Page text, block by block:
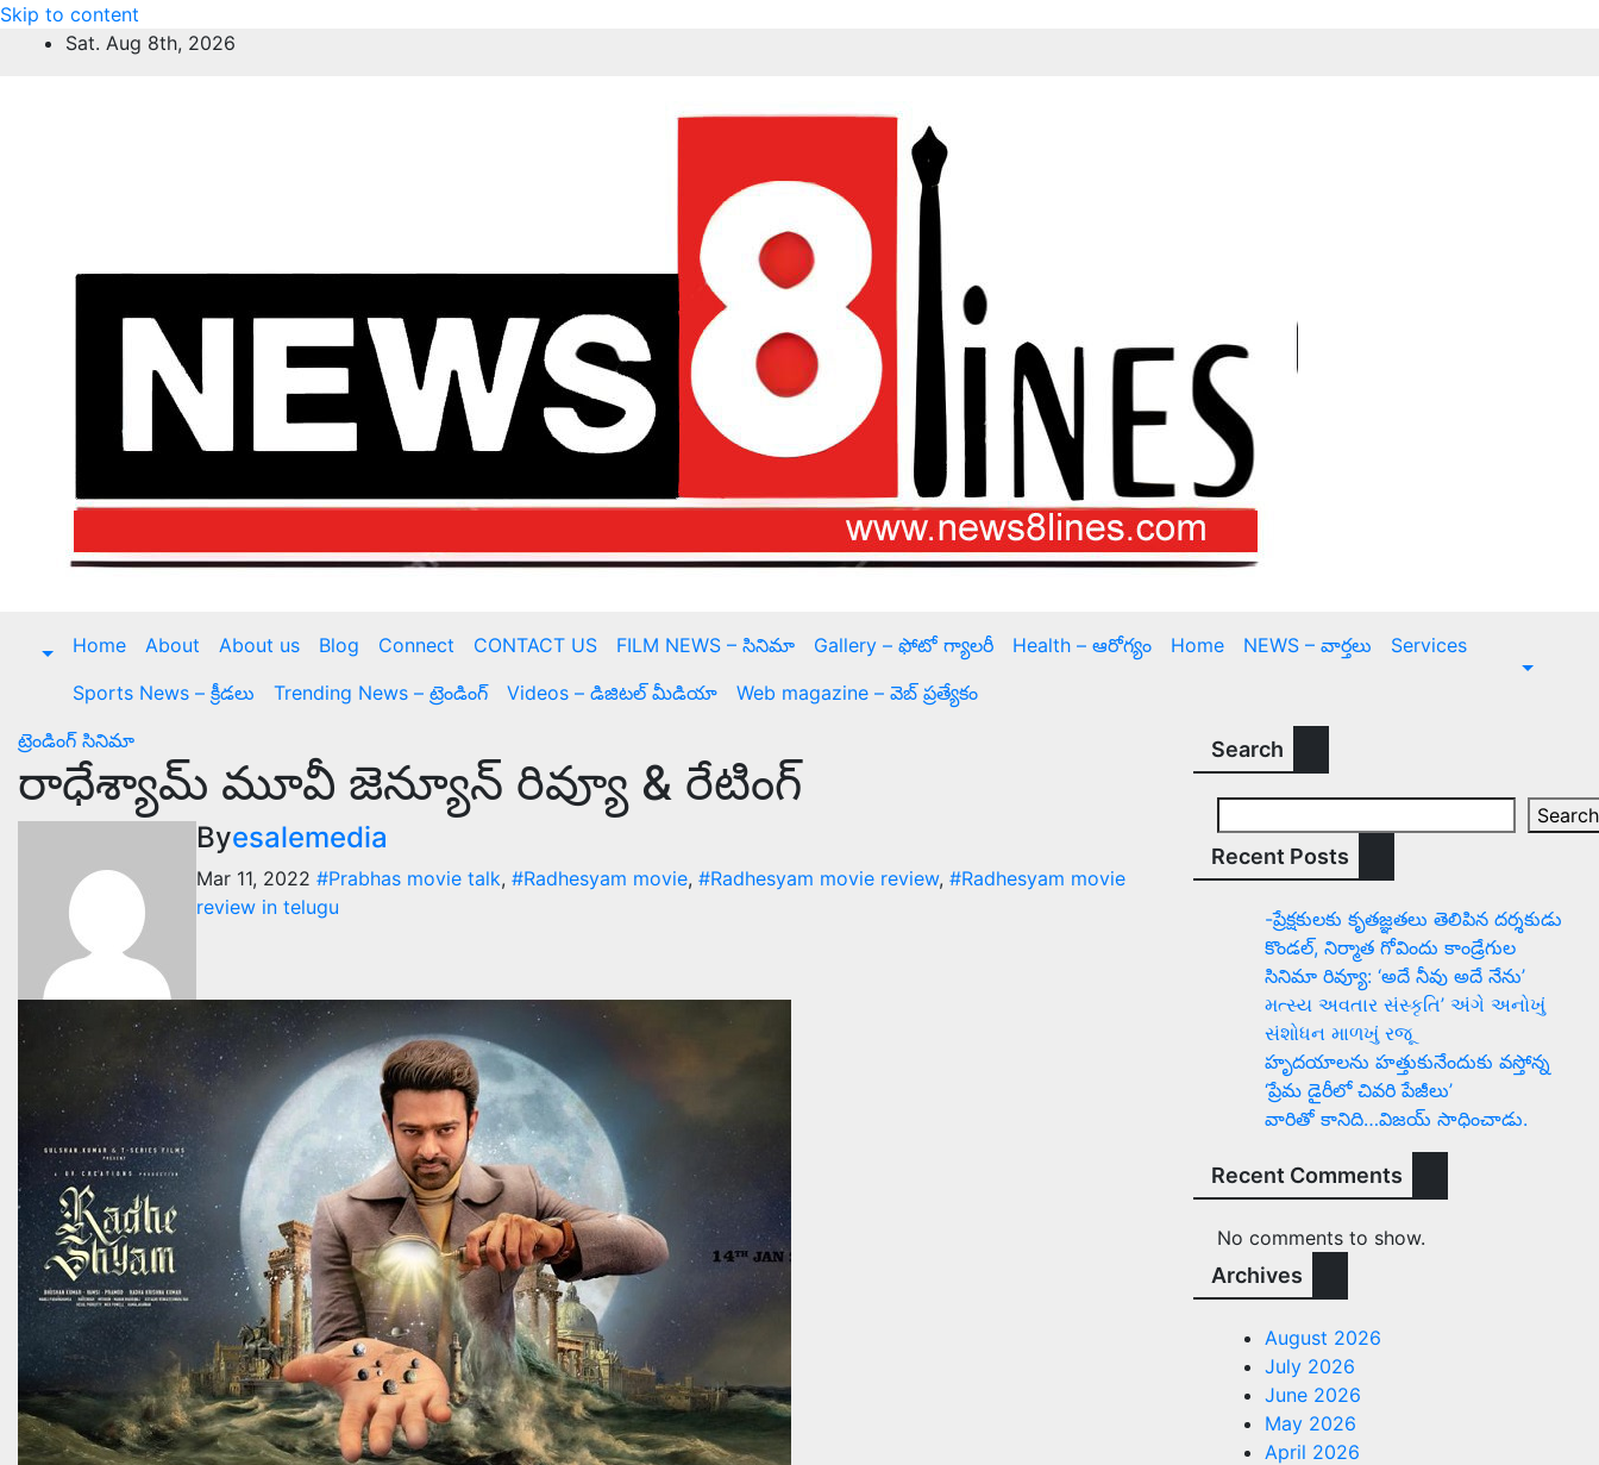
Skip to content
Sat. Aug 8th, 2026
Home About About us Blog Connect CONTACT US FILM NEWS – సినిమా Gallery – ఫోటో గ్యాలరీ Health – ఆరోగ్యం Home NEWS – వార్త‌లు
Services
Sports News – క్రీడలు
Trending News – ట్రెండింగ్ Videos – డిజిటల్ మీడియా
Web magazine – వెబ్ ప్రత్యేకం
ట్రెండింగ్ సినిమా
రాధేశ్యామ్ మూవీ జెన్యూన్ రివ్యూ & రేటింగ్
Byesalemedia
Mar 11, 2022 #Prabhas movie talk, #Radhesyam movie, #Radhesyam movie review, #Radhesyam movie
review in telugu
Search
Search
Recent Posts
-ప్రేక్షకులకు కృతజ్ఞతలు తెలిపిన దర్శకుడు
కొండల్, నిర్మాత గోవిందు కాండ్రేగుల
సినిమా రివ్యూ: ‘అదే నీవు అదే నేను’
મત્સ્ય અવતાર સંસ્કૃતિ’ અંગે અનોખું
સંશોધન માળખું રજૂ
హృదయాలను హత్తుకునేందుకు వస్తోన్న
‘ప్రేమ డైరీలో చివరి పేజీలు’
వారితో కానిది…విజయ్ సాధించాడు.
Recent Comments
No comments to show.
Archives
August 2026
July 2026
June 2026
May 2026
April 2026